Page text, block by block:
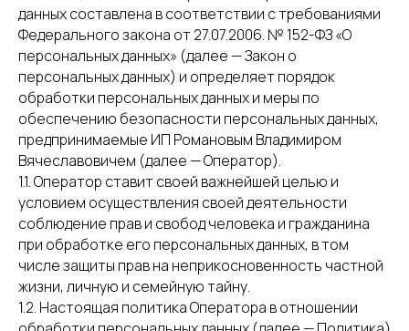
данных составлена в соответствии с требованиями
Федерального закона от 27.07.2006. № 152-ФЗ «О
персональных данных» (далее — Закон о
персональных данных) и определяет порядок
обработки персональных данных и меры по
обеспечению безопасности персональных данных,
предпринимаемые ИП Романовым Владимиром
Вячеславовичем (далее — Оператор).
1.1. Оператор ставит своей важнейшей целью и
условием осуществления своей деятельности
соблюдение прав и свобод человека и гражданина
при обработке его персональных данных, в том
числе защиты прав на неприкосновенность частной
жизни, личную и семейную тайну.
1.2. Настоящая политика Оператора в отношении